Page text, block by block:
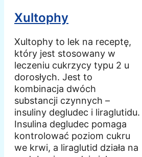
Xultophy
Xultophy to lek na receptę,
który jest stosowany w
leczeniu cukrzycy typu 2 u
dorosłych. Jest to
kombinacja dwóch
substancji czynnych –
insuliny degludec i liraglutidu.
Insulina degludec pomaga
kontrolować poziom cukru
we krwi, a liraglutid działa na